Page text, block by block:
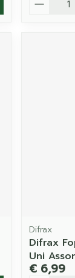
Difrax
Difrax
Uni
€ 6,99